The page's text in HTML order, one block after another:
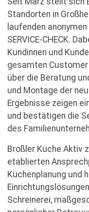
Standorten in
laufenden
SERVICE-CHECK.
Kundinnen und
gesamten
über die Beratung
und Montage der
Ergebnisse zeigen
und bestätigen die
des
Broßler Küche Aktiv
etablierten
Küchenplanung und
Schreinerei,